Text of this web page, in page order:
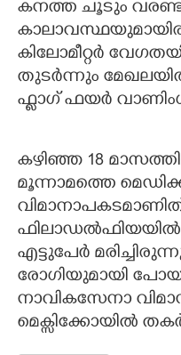
കനത്ത ചൂടും
കിലോമീറ്റർ
തുടർന്നും
ഫ്ളാഗ് ഫയർ
കഴിഞ്ഞ 18
മൂന്നാമത്തെ
ഫിലാഡൽഫിയയിൽ
എട്ടുപേർ
രോഗിയുമായി പോയ
നാവികസേനാ
മെക്സിക്കോയിൽ